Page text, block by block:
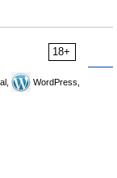
18+
WordPress,